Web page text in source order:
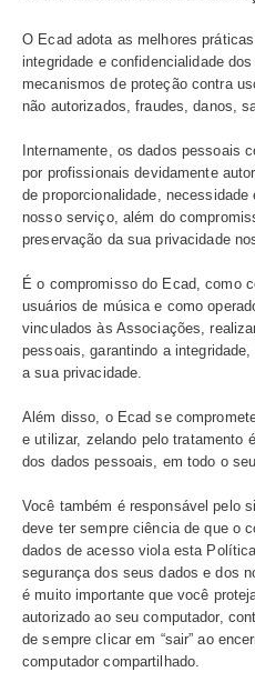
– Seus dados podem ser
de gestão coletiva que
– Com autoridades
competentes, sempre que
requisição ou ordem
– Para as finalidades de
divulgação de dados à
Nestes casos, os dados
de forma anonimizada,
identificação.
Quando compartilhamos
somente os dados
acordo com as boas
tratamento, além da
a proteção dos seus dados.